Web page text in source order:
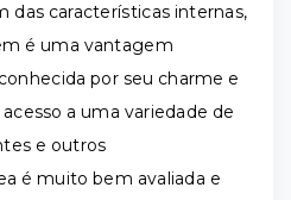
das características internas,
é uma vantagem
por seu charme e
a uma variedade de
e outros
é muito bem avaliada e